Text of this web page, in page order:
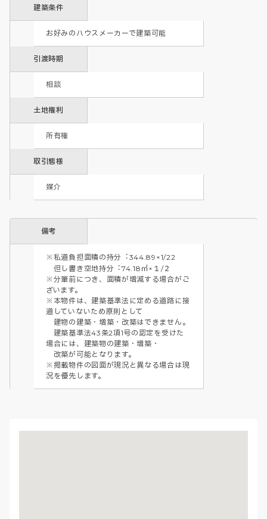
建築条件
お好みのハウスメーカーで建築可能
引渡時期
相談
土地権利
所有権
取引態様
媒介
備考
※私道負担面積の持分︓344.89×1/22
但し書き空地持分︓74.18㎡×１/２
※分筆前につき、面積が増減する場合がご
ざいます。
※本物件は、建築基準法に定める道路に接
道していないため原則として
建物の建築・増築・改築はできません。
建築基準法43条2項1号の認定を受けた
場合には、建築物の建築・増築・
改築が可能となります。
※掲載物件の図面が現況と異なる場合は現
況を優先します。